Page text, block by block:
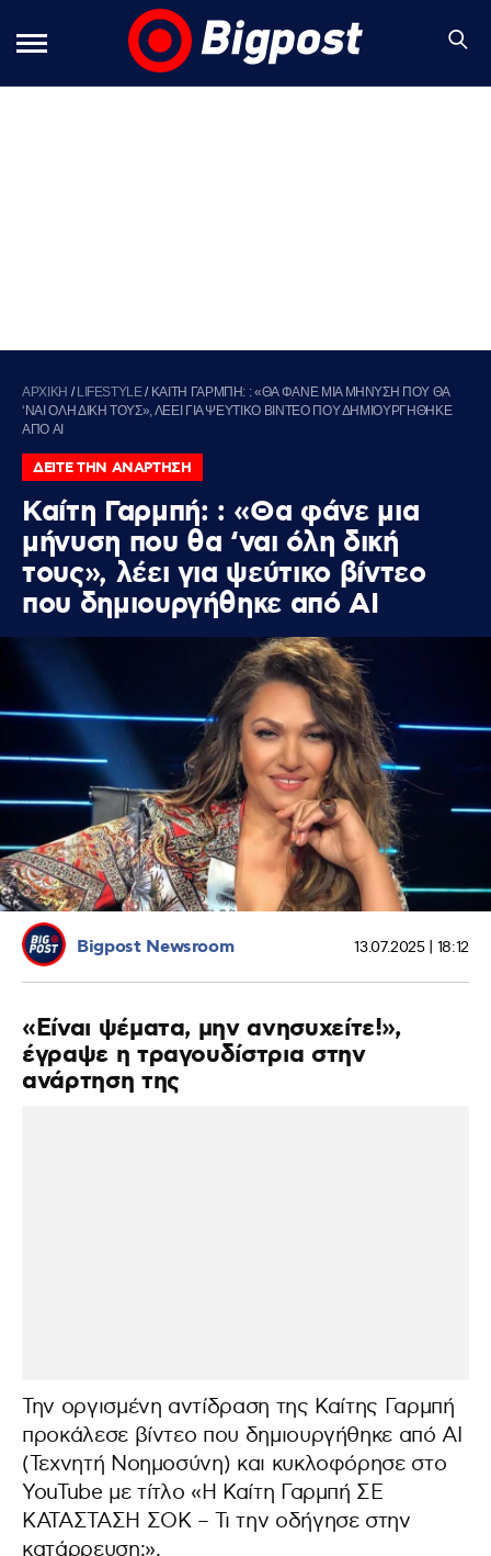
ΑΡΧΙΚΗ / LIFESTYLE/ ΚΑΙΤΗ ΓΑΡΜΠΗ: : «ΘΑ ΦΑΝΕ ΜΙΑ ΜΗΝΥΣΗ ΠΟΥ ΘΑ
‘ΝΑΙ ΟΛΗ ΔΙΚΗ ΤΟΥΣ», ΛΕΕΙ ΓΙΑ ΨΕΥΤΙΚΟ ΒΙΝΤΕΟ ΠΟΥ ΔΗΜΙΟΥΡΓΗΘΗΚΕ
ΑΠΟ AI
ΔΕΙΤΕ ΤΗΝ ΑΝΑΡΤΗΣΗ
Καίτη Γαρμπή: : «Θα φάνε μια
μήνυση που θα ‘ναι όλη δική
τους», λέει για ψεύτικο βίντεο
που δημιουργήθηκε από AI
Bigpost Newsroom 13.07.2025 | 18:12
«Είναι ψέματα, μην ανησυχείτε!»,
έγραψε η τραγουδίστρια στην
ανάρτηση της
Την οργισμένη αντίδραση της Καίτης Γαρμπή
προκάλεσε βίντεο που δημιουργήθηκε από AI
(Τεχνητή Νοημοσύνη) και κυκλοφόρησε στο
YouTube με τίτλο «Η Καίτη Γαρμπή ΣΕ
ΚΑΤΑΣΤΑΣΗ ΣΟΚ – Τι την οδήγησε στην
κατάρρευση;».